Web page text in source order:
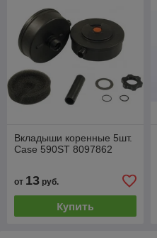
Вкладыши коренные 5шт.
Case 590ST 8097862
от 13 руб.
Купить